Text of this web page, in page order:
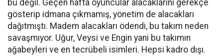
bu değil. Geçen hafta oyuncular alacaklarını gerekçe
gösterip idmana çıkmamış, yönetim de alacakları
dağıtmıştı. Madem alacakları ödendi, bu takım neden
savaşmıyor. Uğur, Veysi ve Engin yani bu takımın
ağabeyleri ve en tecrübeli isimleri. Hepsi kadro dışı.